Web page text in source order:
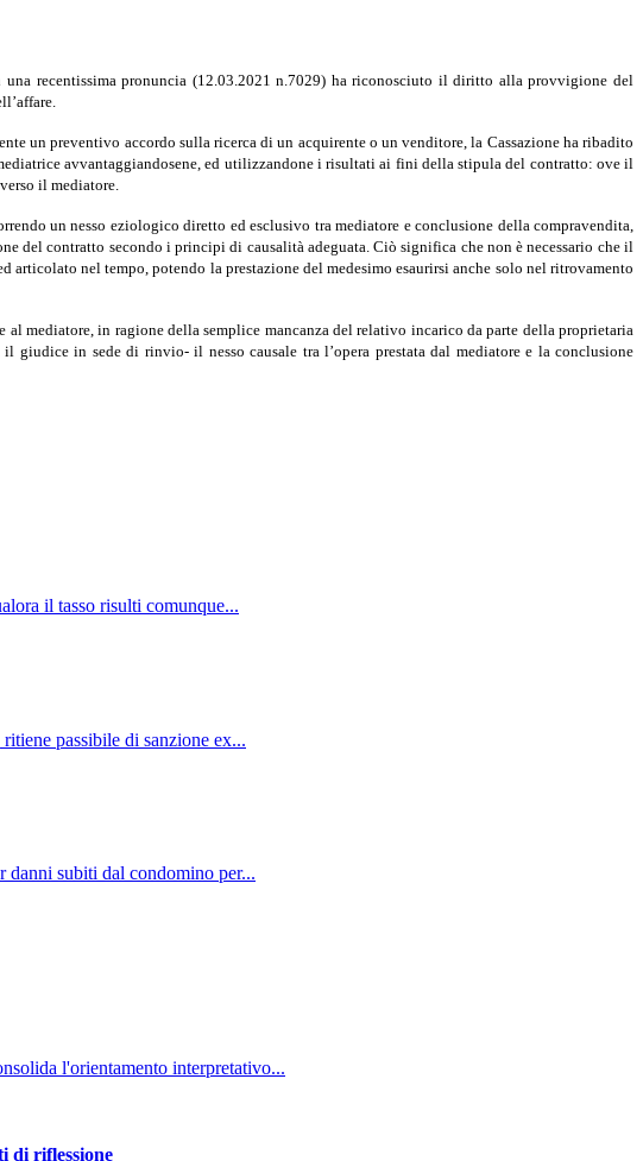
recentissima pronuncia (12.03.2021 n.7029) ha riconosciuto il diritto alla provvigione del
un preventivo accordo sulla ricerca di un acquirente o un venditore, la Cassazione ha ribadito
avvantaggiandosene, ed utilizzandone i risultati ai fini della stipula del contratto: ove il
il mediatore.
un nesso eziologico diretto ed esclusivo tra mediatore e conclusione della compravendita,
del contratto secondo i principi di causalità adeguata. Ciò significa che non è necessario che il
nel tempo, potendo la prestazione del medesimo esaurirsi anche solo nel ritrovamento
mediatore, in ragione della semplice mancanza del relativo incarico da parte della proprietaria
in sede di rinvio- il nesso causale tra l’opera prestata dal mediatore e la conclusione
il tasso risulti comunque...
passibile di sanzione ex...
danni subiti dal condomino per...
l'orientamento interpretativo...
di riflessione